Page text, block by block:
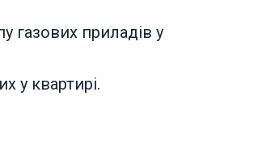
газових приладів у
у квартирі.